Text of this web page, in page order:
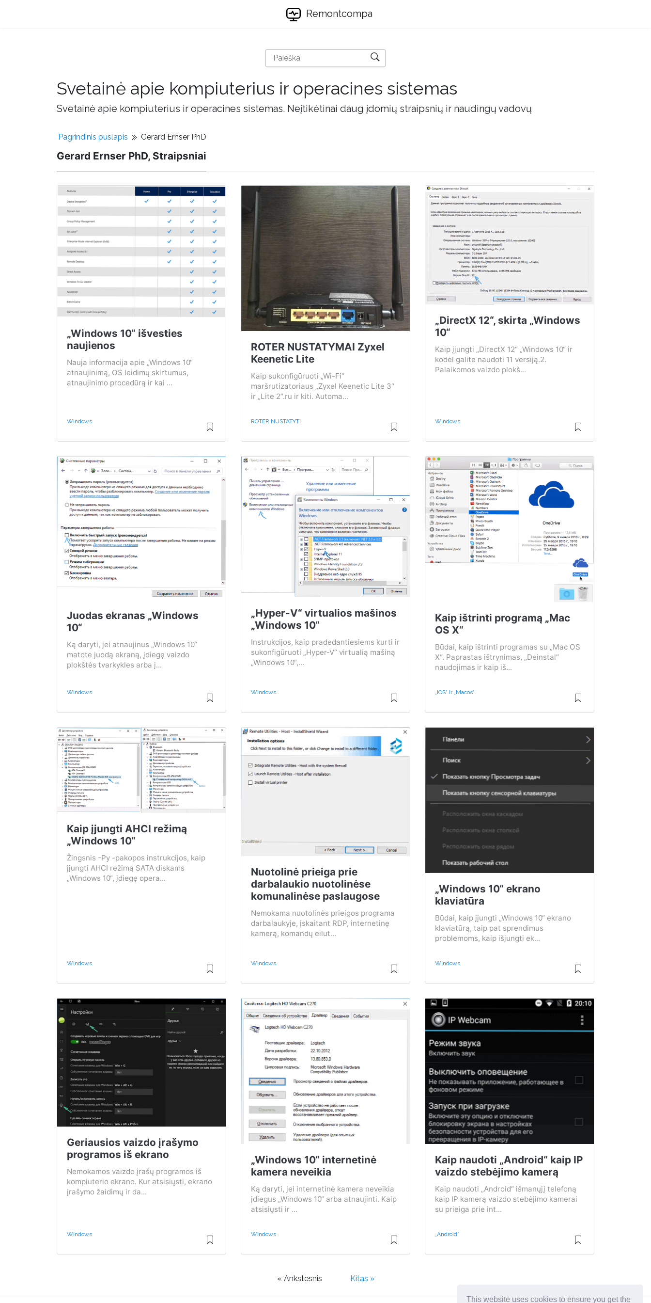
This website uses cookies to ensure you get the
Remontcompa
Svetainė apie kompiuterius ir operacines sistemas
Svetainė apie kompiuterius ir operacines sistemas. Neįtikėtinai daug įdomių straipsnių ir naudingų vadovų
Pagrindinis puslapis Gerard Ernser PhD
Gerard Ernser PhD, Straipsniai
„Windows 10“ išvesties
naujienos
Nauja informacija apie „Windows 10“
atnaujinimą, OS leidimų skirtumus,
atnaujinimo procedūrą ir kai ...
Windows
ROTER NUSTATYMAI Zyxel
Keenetic Lite
Kaip sukonfigūruoti „Wi-Fi“
maršrutizatoriaus „Zyxel Keenetic Lite 3“
ir „Lite 2“.ru ir kiti. Automa...
ROTER NUSTATYTI
„DirectX 12“, skirta „Windows
10“
Kaip įjungti „DirectX 12“ „Windows 10“ ir
kodėl galite naudoti 11 versiją.2.
Palaikomos vaizdo plokš...
Windows
Juodas ekranas „Windows
10“
Ką daryti, jei atnaujinus „Windows 10“
matote juodą ekraną, įdiegę vaizdo
plokštės tvarkykles arba į...
Windows
„Hyper-V“ virtualios mašinos
„Windows 10“
Instrukcijos, kaip pradedantiesiems kurti ir
sukonfigūruoti „Hyper-V“ virtualią mašiną
„Windows 10“,...
Windows
Kaip ištrinti programą „Mac
OS X“
Būdai, kaip ištrinti programas su „Mac OS
X“. Paprastas ištrynimas, „Deinstal“
naudojimas ir kaip iš...
„iOS“ Ir „Macos“
Kaip įjungti AHCI režimą
„Windows 10“
Žingsnis -Py -pakopos instrukcijos, kaip
įjungti AHCI režimą SATA diskams
„Windows 10“, įdiegę opera...
Windows
Nuotolinė prieiga prie
darbalaukio nuotolinėse
komunalinėse paslaugose
Nemokama nuotolinės prieigos programa
darbalaukyje, įskaitant RDP, internetinę
kamerą, komandų eilut...
Windows
„Windows 10“ ekrano
klaviatūra
Būdai, kaip įjungti „Windows 10“ ekrano
klaviatūrą, taip pat sprendimus
problemoms, kaip išjungti ek...
Windows
Geriausios vaizdo įrašymo
programos iš ekrano
Nemokamos vaizdo įrašų programos iš
kompiuterio ekrano. Kur atsisiųsti, ekrano
įrašymo žaidimų ir da...
Windows
„Windows 10“ internetinė
kamera neveikia
Ką daryti, jei internetinė kamera neveikia
įdiegus „Windows 10“ arba atnaujinti. Kaip
atsisiųsti ir ...
Windows
Kaip naudoti „Android“ kaip IP
vaizdo stebėjimo kamerą
Kaip naudoti „Android“ išmanųjį telefoną
kaip IP kamerą vaizdo stebėjimo kamerai
su prieiga prie int...
„Android“
« Ankstesnis Kitas »